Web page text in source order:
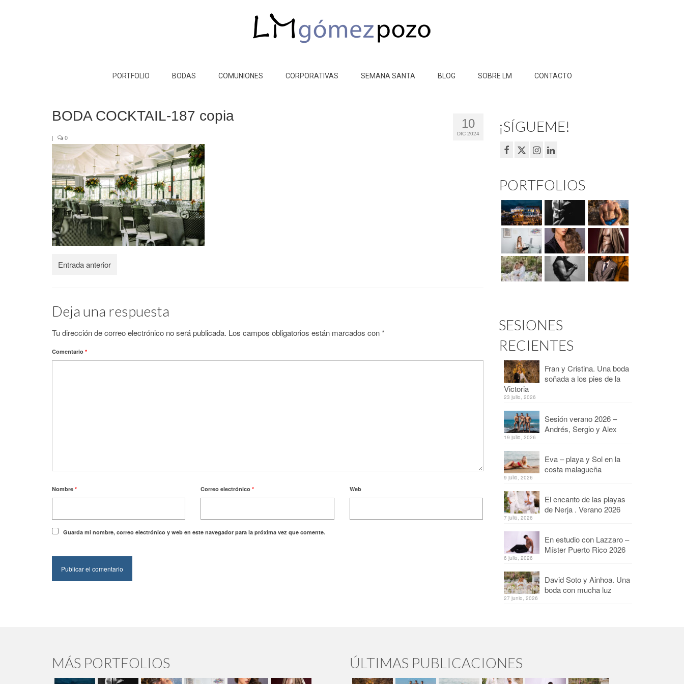
PORTFOLIO BODAS COMUNIONES CORPORATIVAS SEMANA SANTA BLOG SOBRE LM CONTACTO
10
DIC 2024
BODA COCKTAIL-187 copia
| 0
Entrada anterior
Deja una respuesta
Tu dirección de correo electrónico no será publicada. Los campos obligatorios están marcados con*
Comentario *
Nombre * Correo electrónico* Web
Guarda mi nombre, correo electrónico y web en este navegador para la próxima vez que comente.
¡SÍGUEME!
PORTFOLIOS
SESIONES
RECIENTES
Fran y Cristina. Una boda
soñada a los pies de la
Victoria
23 julio, 2026
Sesión verano 2026 –
Andrés, Sergio y Alex
19 julio, 2026
Eva – playa y Sol en la
costa malagueña
9 julio, 2026
El encanto de las playas
de Nerja . Verano 2026
7 julio, 2026
En estudio con Lazzaro –
Míster Puerto Rico 2026
6 julio, 2026
David Soto y Ainhoa. Una
boda con mucha luz
27 junio, 2026
MÁS PORTFOLIOS ÚLTIMAS PUBLICACIONES